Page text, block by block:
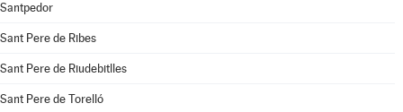
Santpedor
Sant Pere de Ribes
Sant Pere de Riudebitlles
Sant Pere de Torelló